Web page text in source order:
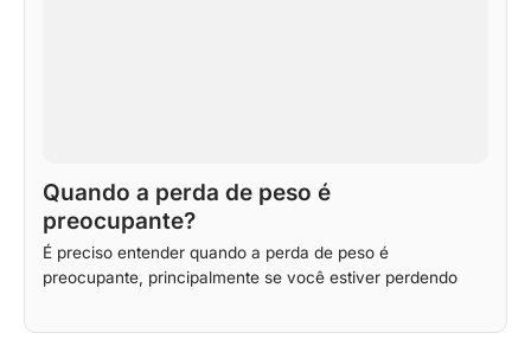
Quando a perda de peso é
preocupante?
É preciso entender quando a perda de peso é
preocupante, principalmente se você estiver perdendo